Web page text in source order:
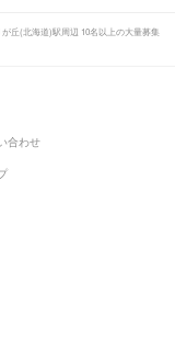
が丘(北海道)駅周辺 10名以上の大量募集
合わせ